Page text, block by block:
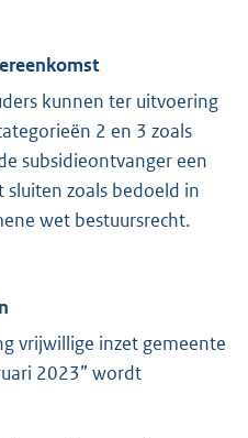
kunnen ter uitvoering
2 en 3 zoals
subsidieontvanger een
zoals bedoeld in
wet bestuursrecht.
vrijwillige inzet gemeente
2023” wordt